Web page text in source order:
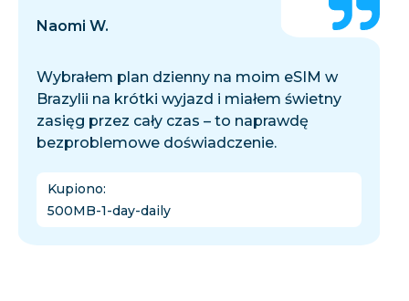
Naomi W.
Wybrałem plan dzienny na moim eSIM w
Brazylii na krótki wyjazd i miałem świetny
zasięg przez cały czas – to naprawdę
bezproblemowe doświadczenie.
Kupiono:
500MB-1-day-daily